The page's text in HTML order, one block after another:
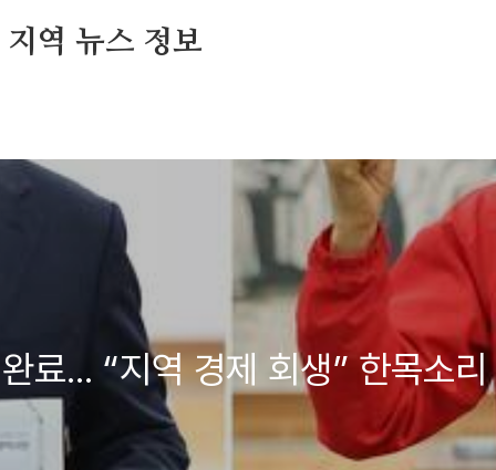
역 뉴스 정보
료... “지역 경제 회생” 한목소리